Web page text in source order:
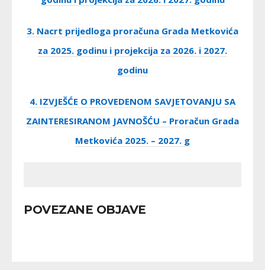
3. Nacrt prijedloga proračuna Grada Metkovića
za 2025. godinu i projekcija za 2026. i 2027.
godinu
4. IZVJEŠĆE O PROVEDENOM SAVJETOVANJU SA
ZAINTERESIRANOM JAVNOŠĆU – Proračun Grada
Metkovića 2025. – 2027. g
POVEZANE OBJAVE